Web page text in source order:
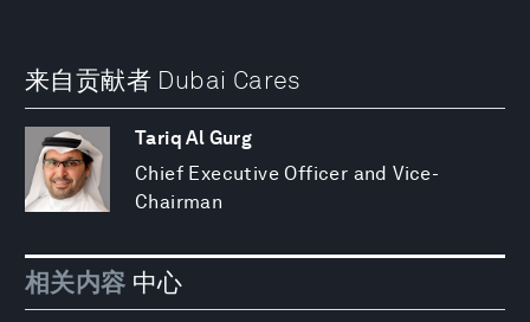
来自贡献者 Dubai Cares
Tariq Al Gurg
Chief Executive Officer and Vice-
Chairman
相关内容 中心